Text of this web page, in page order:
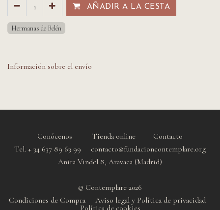
AÑADIR A LA CESTA​​
Hermanas de Belén
Información sobre el envío
Conócenos Tienda online
Contacto
Tel. + 34 637 89 63 99 contacto@fundacioncontemplare.org
Anita Vindel 8, Aravaca (Madrid)
© Contemplare 2026
Condiciones de Compra
Aviso legal y Política de privacidad